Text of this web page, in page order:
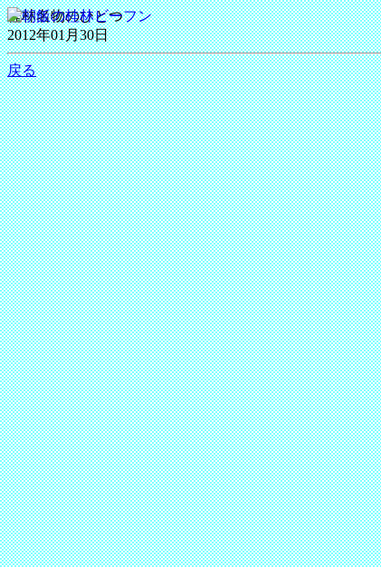
桂林名物のひとつ
2012年01月30日
戻る